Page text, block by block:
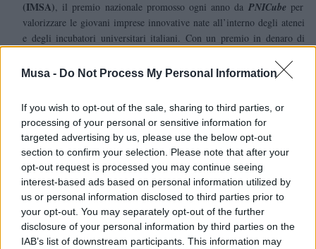
Musa - Do Not Process My Personal Information
If you wish to opt-out of the sale, sharing to third parties, or
processing of your personal or sensitive information for
targeted advertising by us, please use the below opt-out
section to confirm your selection. Please note that after your
opt-out request is processed you may continue seeing
interest-based ads based on personal information utilized by
us or personal information disclosed to third parties prior to
your opt-out. You may separately opt-out of the further
disclosure of your personal information by third parties on the
IAB’s list of downstream participants. This information may
(IMSA), il premio nazionale promosso ogni anno da PNICubeper
valorizzare le giovani imprese innovative nate all’interno degli atenei
e degli incubatori universitari italiani. Con un premio in denaro di
investitori e player dell’innovazione, l’IMSA 2025 si conferma uno
La19ª edizionesi svolgerà mercoledì 1° ottobre 2025 a Torino,
nell’ambito dell’
Italian Tech Week
, la più importante tech conference
italiana organizzata da
, il chapter italiano di Exor Ventures
collaborazione editoriale con il GruppoGEDI. L’organizzazione
dell’evento è affidata a PNICube, la più grande rete nazionale degli
incubatori universitari e delle Start Cup competition, insieme
all’incubatore torineseI3P, tra i più attivi a livello europeo, che dal
1999 ha supportato oltre 375 startup.